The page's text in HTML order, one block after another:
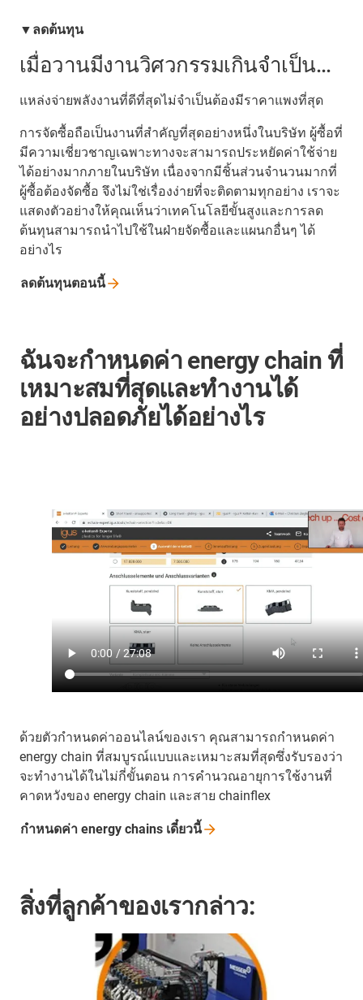
▼ลดต้นทุน
เมื่อวานมีงานวิศวกรรมเกินจำเป็น...
แหล่งจ่ายพลังงานที่ดีที่สุดไม่จำเป็นต้องมีราคาแพงที่สุด
การจัดซื้อถือเป็นงานที่สำคัญที่สุดอย่างหนึ่งในบริษัท ผู้ซื้อที่
มีความเชี่ยวชาญเฉพาะทางจะสามารถประหยัดค่าใช้จ่าย
ได้อย่างมากภายในบริษัท เนื่องจากมีชิ้นส่วนจำนวนมากที่
ผู้ซื้อต้องจัดซื้อ จึงไม่ใช่เรื่องง่ายที่จะติดตามทุกอย่าง เราจะ
แสดงตัวอย่างให้คุณเห็นว่าเทคโนโลยีขั้นสูงและการลด
ต้นทุนสามารถนำไปใช้ในฝ่ายจัดซื้อและแผนกอื่นๆ ได้
อย่างไร
ลดต้นทุนตอนนี้
ฉันจะกำหนดค่า energy chain ที่
เหมาะสมที่สุดและทำงานได้
อย่างปลอดภัยได้อย่างไร
ด้วยตัวกำหนดค่าออนไลน์ของเรา คุณสามารถกำหนดค่า
energy chain ที่สมบูรณ์แบบและเหมาะสมที่สุดซึ่งรับรองว่า
จะทำงานได้ในไม่กี่ขั้นตอน การคำนวณอายุการใช้งานที่
คาดหวังของ energy chain และสาย chainflex
กำหนดค่า energy chains เดี๋ยวนี้
สิ่งที่ลูกค้าของเรากล่าว: